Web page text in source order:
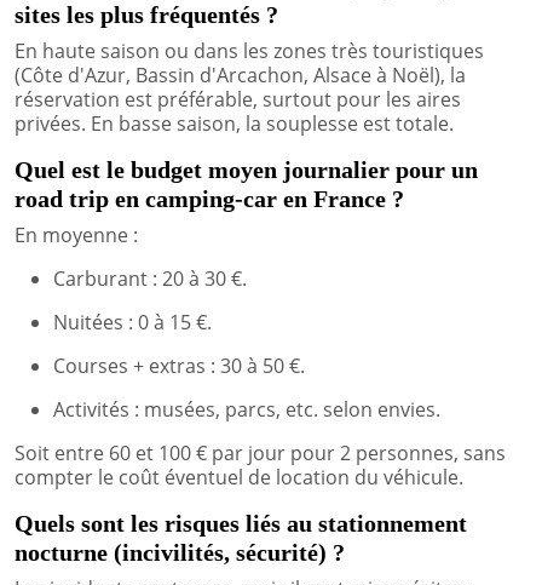
sites les plus fréquentés ?
En haute saison ou dans les zones très touristiques
(Côte d'Azur, Bassin d'Arcachon, Alsace à Noël), la
réservation est préférable, surtout pour les aires
privées. En basse saison, la souplesse est totale.
Quel est le budget moyen journalier pour un
road trip en camping-car en France ?
En moyenne :
Carburant : 20 à 30 €.
Nuitées : 0 à 15 €.
Courses + extras : 30 à 50 €.
Activités : musées, parcs, etc. selon envies.
Soit entre 60 et 100 € par jour pour 2 personnes, sans
compter le coût éventuel de location du véhicule.
Quels sont les risques liés au stationnement
nocturne (incivilités, sécurité) ?